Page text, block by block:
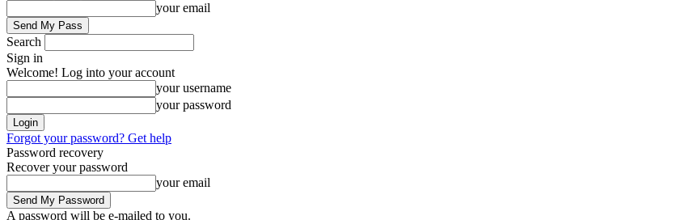
your email
Search
Sign in
Welcome! Log into your account
your username
your password
Forgot your password? Get help
Password recovery
Recover your password
your email
A password will be e-mailed to you.